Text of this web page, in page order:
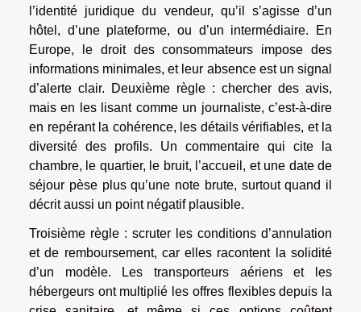
l’identité juridique du vendeur, qu’il s’agisse d’un
hôtel, d’une plateforme, ou d’un intermédiaire. En
Europe, le droit des consommateurs impose des
informations minimales, et leur absence est un signal
d’alerte clair. Deuxième règle : chercher des avis,
mais en les lisant comme un journaliste, c’est-à-dire
en repérant la cohérence, les détails vérifiables, et la
diversité des profils. Un commentaire qui cite la
chambre, le quartier, le bruit, l’accueil, et une date de
séjour pèse plus qu’une note brute, surtout quand il
décrit aussi un point négatif plausible.
Troisième règle : scruter les conditions d’annulation
et de remboursement, car elles racontent la solidité
d’un modèle. Les transporteurs aériens et les
hébergeurs ont multiplié les offres flexibles depuis la